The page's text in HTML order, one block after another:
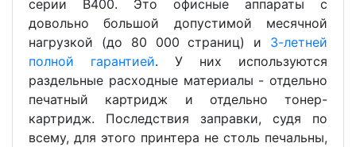
серии В400. Это офисные аппараты с
довольно большой допустимой месячной
нагрузкой (до 80 000 страниц) и 3-летней
полной гарантией. У них используются
раздельные расходные материалы - отдельно
печатный картридж и отдельно тонер-
картридж. Последствия заправки, судя по
всему, для этого принтера не столь печальны,